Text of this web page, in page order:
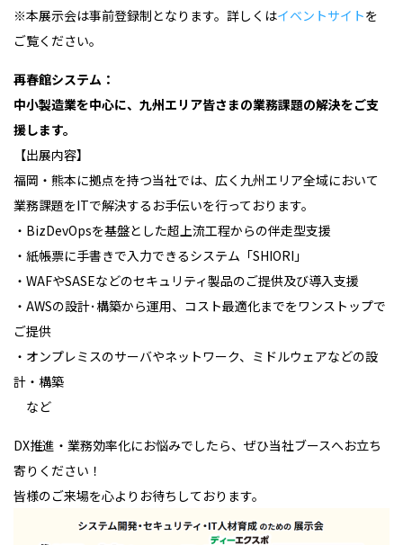
※本展示会は事前登録制となります。詳しくはイベントサイトを
ご覧ください。
再春館システム：
中小製造業を中心に、九州エリア皆さまの業務課題の解決をご支
援します。
【出展内容】
福岡・熊本に拠点を持つ当社では、広く九州エリア全域において
業務課題をITで解決するお手伝いを行っております。
・ BizDevOpsを基盤とした超上流工程からの伴走型支援
・紙帳票に手書きで入力できるシステム「SHIORI 」
・ WAFやSASEなどのセキュリティ製品のご提供及び導入支援
・ AWSの設計･構築から運用、コスト最適化までをワンストップで
ご提供
・ オンプレミスのサーバやネットワーク、ミドルウェアなどの設
計・構築
など
DX推進・業務効率化にお悩みでしたら、ぜひ当社ブースへお立ち
寄りください！
皆様のご来場を心よりお待ちしております。